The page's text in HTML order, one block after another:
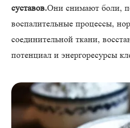
суставов.Они снимают боли,
воспалительные процессы,
соединительной ткани,
потенциал и энергоресурсы